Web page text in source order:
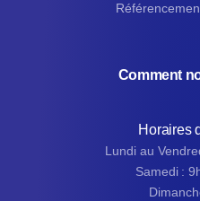
Comment
Horaires
Lundi au
Samedi :